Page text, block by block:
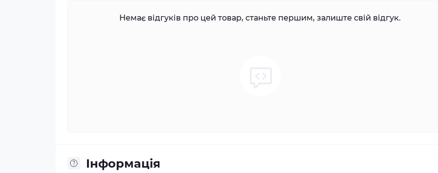
Немає відгуків про цей товар, станьте першим, залиште свій відгук.
Iнформація